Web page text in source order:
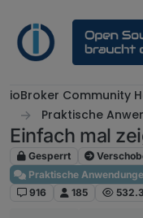
ioBroker Community
Praktische
Einfach mal
Gesperrt
Praktische
916
185